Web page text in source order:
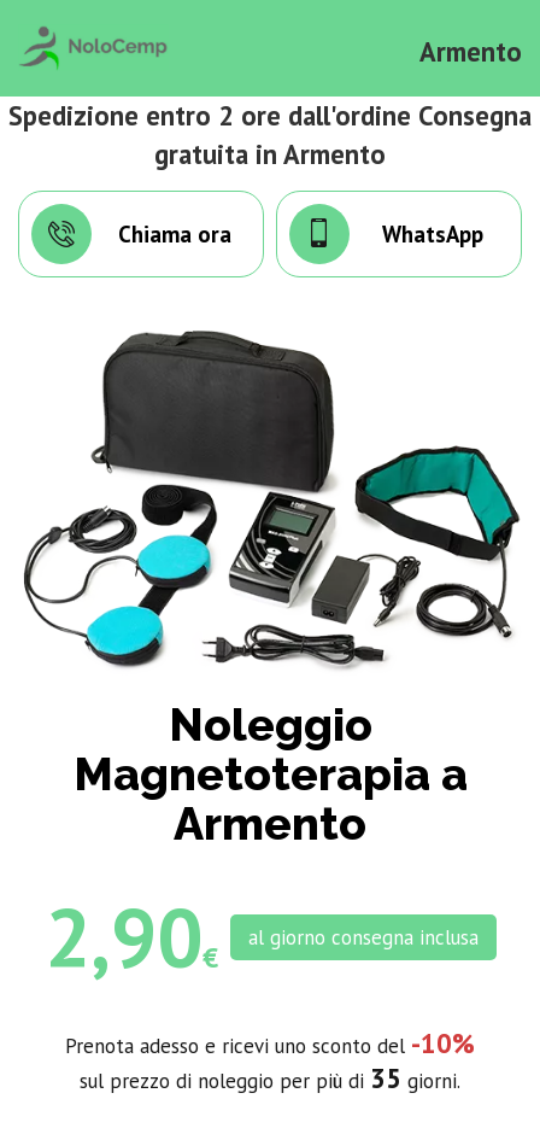
Armento
Spedizione entro 2 ore dall'ordine Consegna
gratuita in Armento
Chiama ora WhatsApp
Noleggio
Magnetoterapia a
Armento
2,90€
al giorno consegna inclusa
Prenota adesso e ricevi uno sconto del -10%
sul prezzo di noleggio per più di 35 giorni.